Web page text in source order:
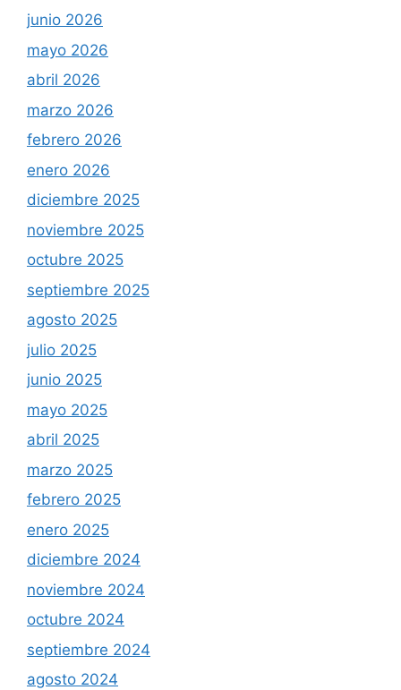
junio 2026
mayo 2026
abril 2026
marzo 2026
febrero 2026
enero 2026
diciembre 2025
noviembre 2025
octubre 2025
septiembre 2025
agosto 2025
julio 2025
junio 2025
mayo 2025
abril 2025
marzo 2025
febrero 2025
enero 2025
diciembre 2024
noviembre 2024
octubre 2024
septiembre 2024
agosto 2024